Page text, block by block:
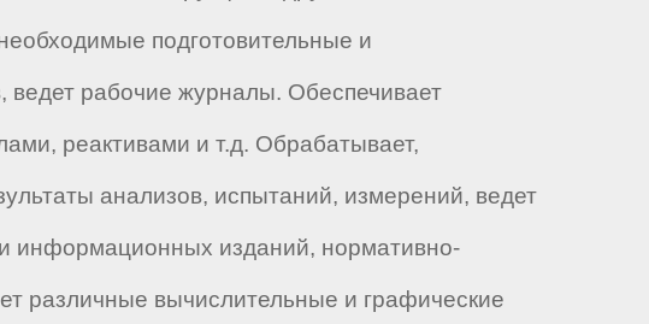
подготовительные и
ведет рабочие журналы. Обеспечивает
реактивами и т.д. Обрабатывает,
анализов, испытаний, измерений, ведет
информационных изданий, нормативно-
различные вычислительные и графические